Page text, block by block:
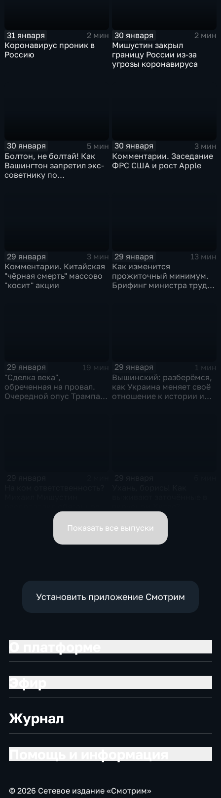
31 января
2 мин
Коронавирус проник в
Россию
30 января
2 мин
Мишустин закрыл
границу России из-за
угрозы коронавируса
30 января
5 мин
Болтон, не болтай! Как
Вашингтон запретил экс-
советнику по
30 января
3 мин
Комментарии. Заседание
ФРС США и рост Apple
29 января
3 мин
Комментарии. Китайская
"чёрная смерть" массово
"косит" акции
29 января
13 мин
Как изменится
прожиточный минимум.
Брифинг министра труда
29 января
19 мин
"Сделка века",
обреченная на провал.
Очередной опус Трампа.
29 января
1 мин
Вышинский: разберёмся,
как Украина меняет своё
отношение к истории и
вице-премьеров
Показать все выпуски
Установить приложение Смотрим
Журнал
© 2026 Сетевое издание «Смотрим»